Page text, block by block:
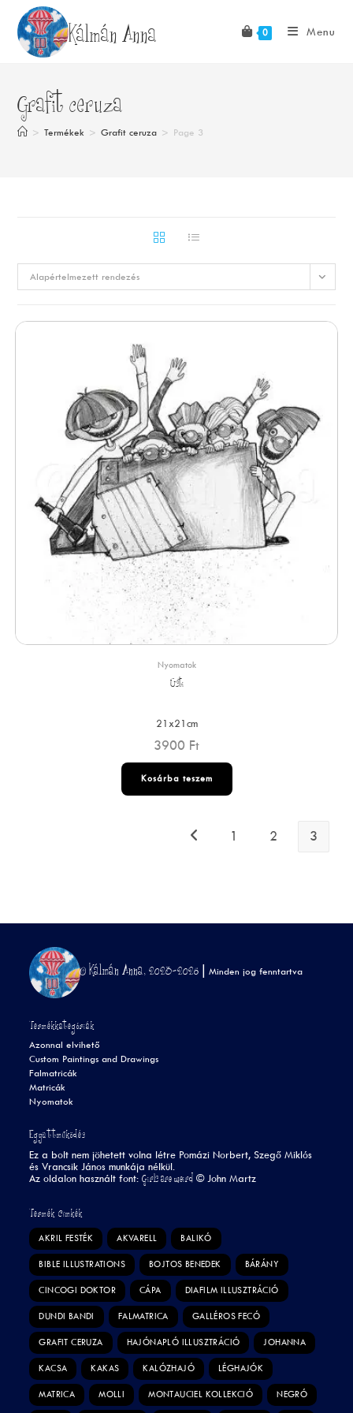
content
Kálmán Anna 0 Menu
Grafit ceruza
> Termékek > Grafit ceruza > Page 3
Alapértelmezett rendezés
Nyomatok
Üsti
21x21cm
3900 Ft
Kosárba teszem
1 2 3
© Kálmán Anna, 2023-2026 |Minden jog fenntartva
Termékkategóriák
Azonnal elvihető
Custom Paintings and Drawings
Falmatricák
Matricák
Nyomatok
Együttműködés
Ez a bolt nem jöhetett volna létre Pomázi Norbert, Szegő Miklós
és Vrancsik János munkája nélkül.
Az oldalon használt font:Girls are weird ©John Martz
Termék Címkék
AKRIL FESTÉK AKVARELL BALIKÓ
BIBLE ILLUSTRATIONS BOJTOS BENEDEK BÁRÁNY
CINCOGI DOKTOR CÁPA DIAFILM ILLUSZTRÁCIÓ
DUNDI BANDI FALMATRICA GALLÉROS FECÓ
GRAFIT CERUZA HAJÓNAPLÓ ILLUSZTRÁCIÓ JOHANNA
KACSA KAKAS KALÓZHAJÓ LÉGHAJÓK
MATRICA MOLLI MONTAUCIEL KOLLEKCIÓ NEGRÓ